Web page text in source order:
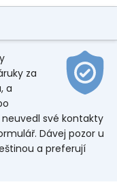
za
a
své kontakty
Dávej pozor u
a preferují